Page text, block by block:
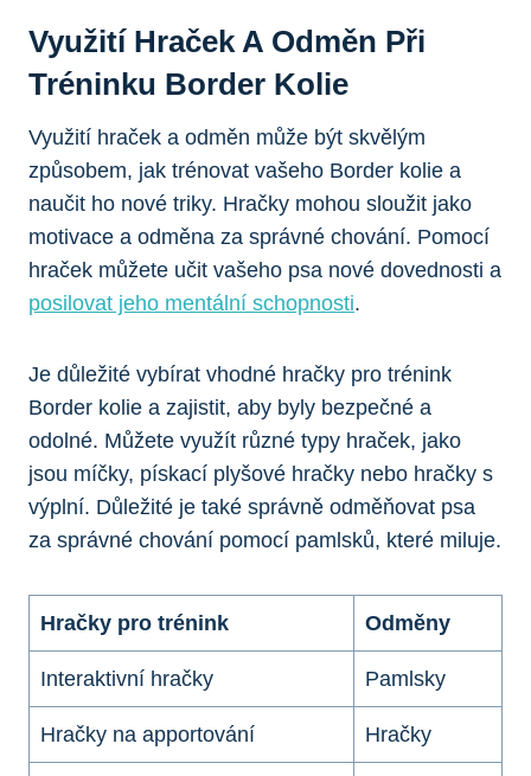
Využití Hraček A Odměn Při
Tréninku Border Kolie
Využití hraček a odměn může být skvělým
způsobem, jak trénovat vašeho Border kolie a
naučit ho nové triky. Hračky mohou sloužit jako
motivace a odměna za správné chování. Pomocí
hraček můžete učit vašeho psa nové dovednosti a
posilovat jeho mentální schopnosti.
Je důležité vybírat vhodné hračky pro trénink
Border kolie a zajistit, aby byly bezpečné a
odolné. Můžete využít různé typy hraček, jako
jsou míčky, pískací plyšové hračky nebo hračky s
výplní. Důležité je také správně odměňovat psa
za správné chování pomocí pamlsků, které miluje.
Hračky pro trénink Odměny
Interaktivní hračky Pamlsky
Hračky na apportování Hračky